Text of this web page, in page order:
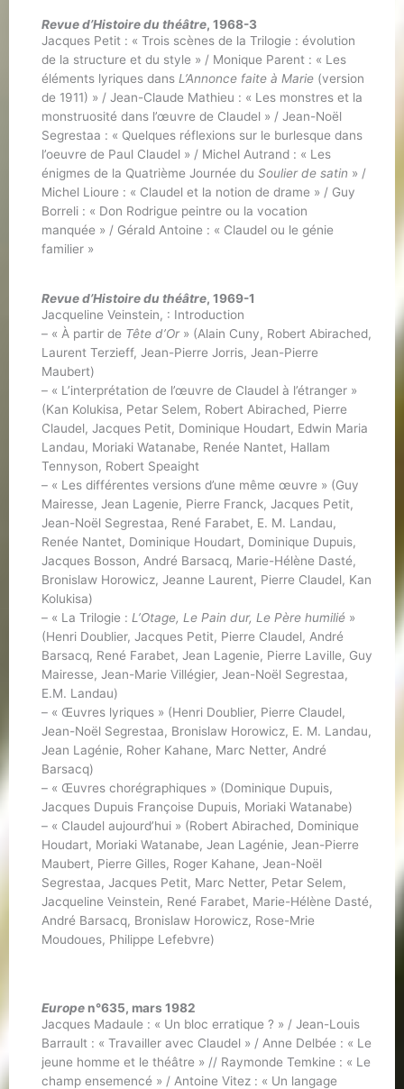
Revue d’Histoire du théâtre, 1968-3
Jacques Petit : « Trois scènes de la Trilogie : évolution
de la structure et du style » / Monique Parent : « Les
éléments lyriques dans L’Annonce faite à Marie (version
de 1911) » / Jean-Claude Mathieu : « Les monstres et la
monstruosité dans l’œuvre de Claudel » / Jean-Noël
Segrestaa : « Quelques réflexions sur le burlesque dans
l’oeuvre de Paul Claudel » / Michel Autrand : « Les
énigmes de la Quatrième Journée du Soulier de satin » /
Michel Lioure : « Claudel et la notion de drame » / Guy
Borreli : « Don Rodrigue peintre ou la vocation
manquée » / Gérald Antoine : « Claudel ou le génie
familier »
Revue d’Histoire du théâtre, 1969-1
Jacqueline Veinstein, : Introduction
– « À partir de Tête d’Or» (Alain Cuny, Robert Abirached,
Laurent Terzieff, Jean-Pierre Jorris, Jean-Pierre
Maubert)
– « L’interprétation de l’œuvre de Claudel à l’étranger »
(Kan Kolukisa, Petar Selem, Robert Abirached, Pierre
Claudel, Jacques Petit, Dominique Houdart, Edwin Maria
Landau, Moriaki Watanabe, Renée Nantet, Hallam
Tennyson, Robert Speaight
– « Les différentes versions d’une même œuvre » (Guy
Mairesse, Jean Lagenie, Pierre Franck, Jacques Petit,
Jean-Noël Segrestaa, René Farabet, E. M. Landau,
Renée Nantet, Dominique Houdart, Dominique Dupuis,
Jacques Bosson, André Barsacq, Marie-Hélène Dasté,
Bronislaw Horowicz, Jeanne Laurent, Pierre Claudel, Kan
Kolukisa)
– « La Trilogie : L’Otage, Le Pain dur, Le Père humilié»
(Henri Doublier, Jacques Petit, Pierre Claudel, André
Barsacq, René Farabet, Jean Lagenie, Pierre Laville, Guy
Mairesse, Jean-Marie Villégier, Jean-Noël Segrestaa,
E.M. Landau)
– « Œuvres lyriques » (Henri Doublier, Pierre Claudel,
Jean-Noël Segrestaa, Bronislaw Horowicz, E. M. Landau,
Jean Lagénie, Roher Kahane, Marc Netter, André
Barsacq)
– « Œuvres chorégraphiques » (Dominique Dupuis,
Jacques Dupuis Françoise Dupuis, Moriaki Watanabe)
– « Claudel aujourd’hui » (Robert Abirached, Dominique
Houdart, Moriaki Watanabe, Jean Lagénie, Jean-Pierre
Maubert, Pierre Gilles, Roger Kahane, Jean-Noël
Segrestaa, Jacques Petit, Marc Netter, Petar Selem,
Jacqueline Veinstein, René Farabet, Marie-Hélène Dasté,
André Barsacq, Bronislaw Horowicz, Rose-Mrie
Moudoues, Philippe Lefebvre)
Europe n°635, mars 1982
Jacques Madaule : « Un bloc erratique ? » / Jean-Louis
Barrault : « Travailler avec Claudel » / Anne Delbée : « Le
jeune homme et le théâtre » // Raymonde Temkine : « Le
champ ensemencé » / Antoine Vitez : « Un langage